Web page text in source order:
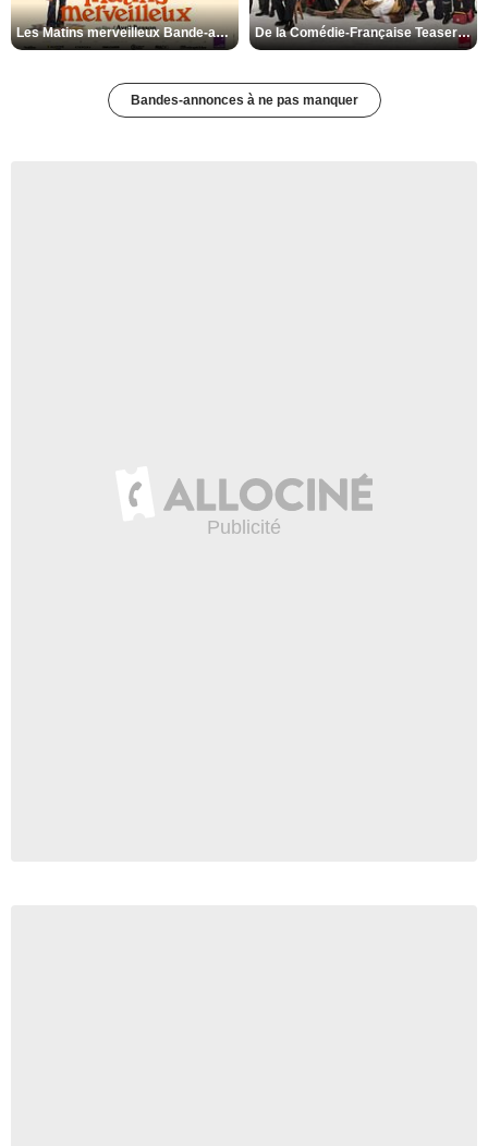
Les Matins merveilleux Bande-annonce VF De la Comédie-Française Teaser VF
Bandes-annonces à ne pas manquer